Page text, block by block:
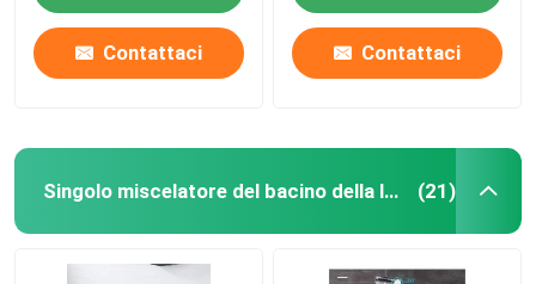
Contattaci Contattaci
Singolo miscelatore del bacino della leva (21)